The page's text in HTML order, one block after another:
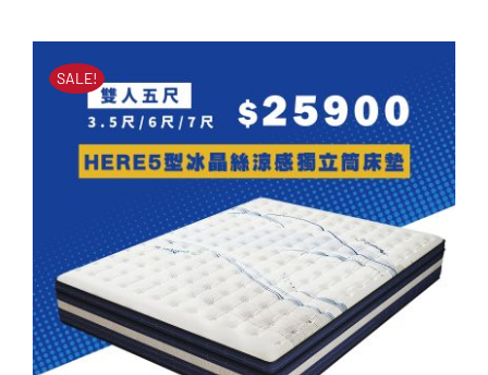
價
格：
NT$51,000。
價
格：
NT$23,900。
始
格：
NT$51,000。
前
格：
NT$23,900。
SALE!